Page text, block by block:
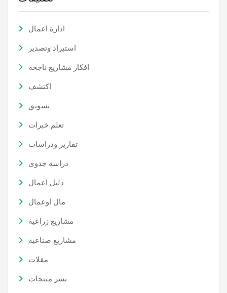
ادارة اعمال
استيراد وتصدير
افكار مشاريع ناجحة
اكتشف
تسويق
تعلم خبرات
تقارير ودراسات
دراسة جدوى
دليل اعمال
مال اوعمال
مشاريع زراعية
مشاريع صناعية
مقلات
نشر منتجات